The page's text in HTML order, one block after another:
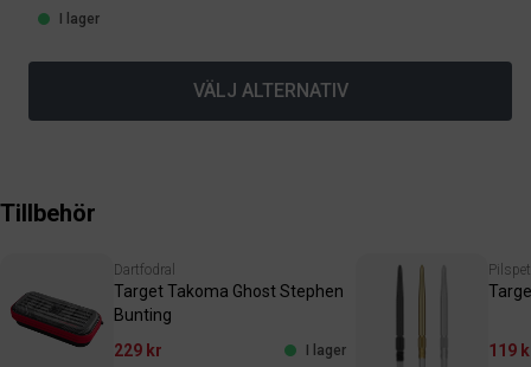
I lager
VÄLJ ALTERNATIV
Tillbehör
Dartfodral
Target Takoma Ghost Stephen
Bunting
229 kr
I lager 119